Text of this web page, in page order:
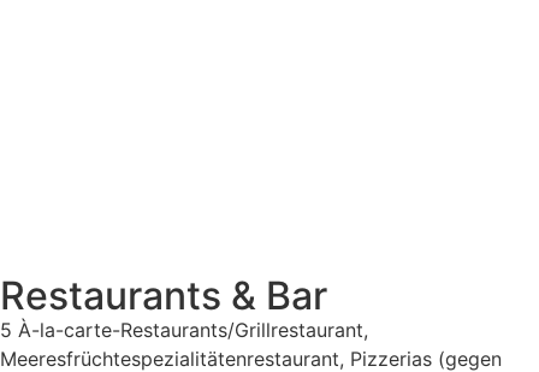
Restaurants & Bar
5 À-la-carte-Restaurants/Grillrestaurant,
Meeresfrüchtespezialitätenrestaurant, Pizzerias (gegen